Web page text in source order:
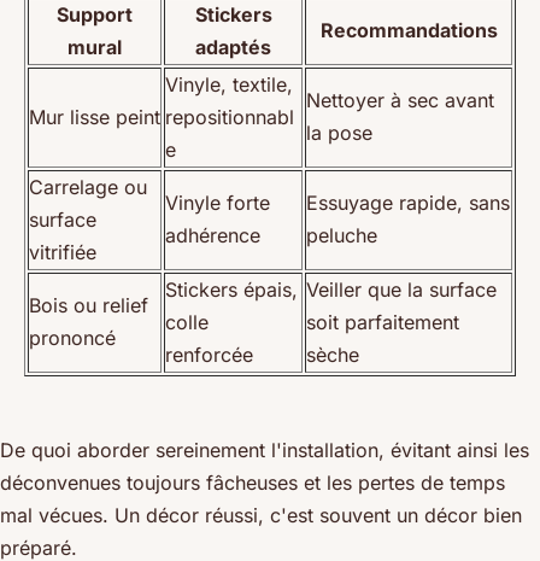
Support
mural
Stickers
adaptés
Recommandations
Mur lisse peint
Vinyle, textile,
repositionnabl
e
Nettoyer à sec avant
la pose
Carrelage ou
surface
vitrifiée
Vinyle forte
adhérence
Essuyage rapide, sans
peluche
Bois ou relief
prononcé
Stickers épais,
colle
renforcée
Veiller que la surface
soit parfaitement
sèche
De quoi aborder sereinement l'installation, évitant ainsi les
déconvenues toujours fâcheuses et les pertes de temps
mal vécues. Un décor réussi, c'est souvent un décor bien
préparé.